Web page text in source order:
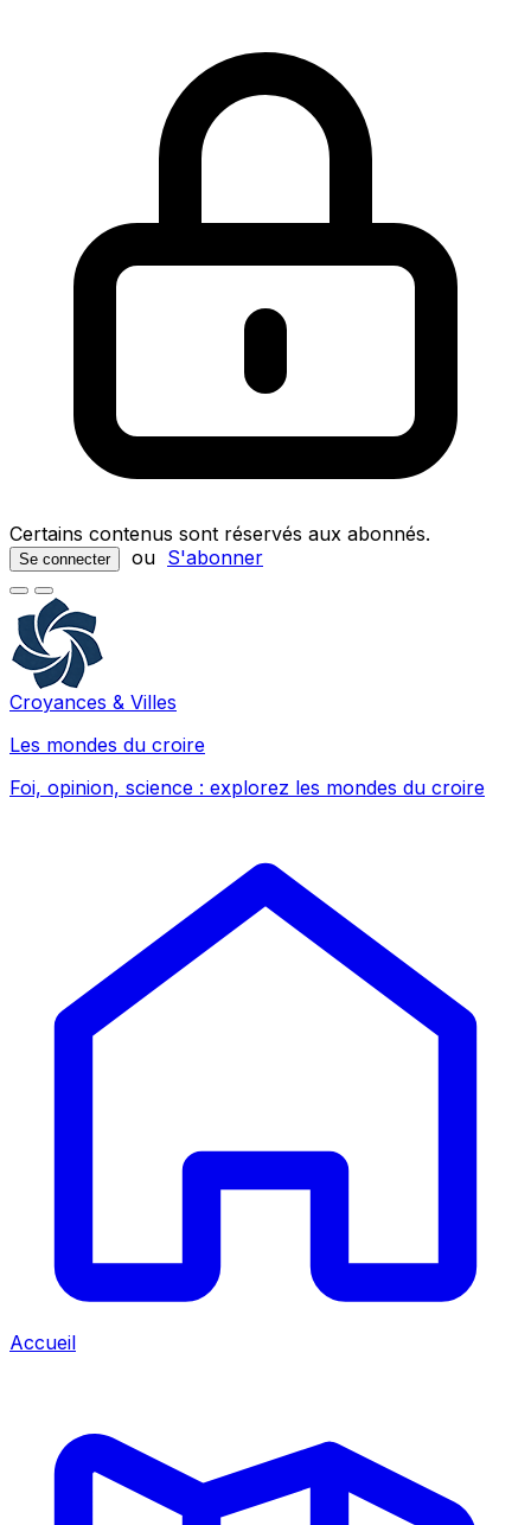
Certains contenus sont réservés aux abonnés.
Se connecter ou S'abonner
Croyances & Villes
Les mondes du croire
Foi, opinion, science : explorez les mondes du croire
Accueil